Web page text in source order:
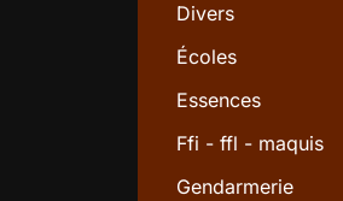
Divers
Écoles
Essences
Ffi - ffl - maquis
Gendarmerie